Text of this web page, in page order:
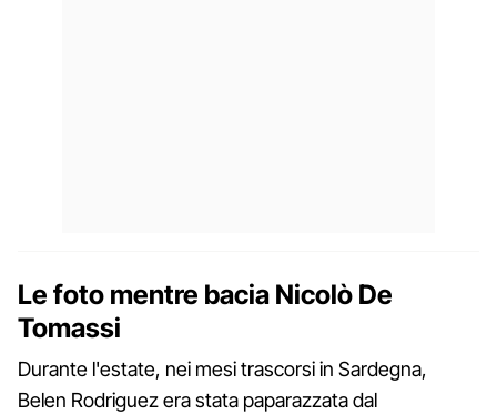
Le foto mentre bacia Nicolò De
Tomassi
Durante l'estate, nei mesi trascorsi in Sardegna,
Belen Rodriguez era stata paparazzata dal